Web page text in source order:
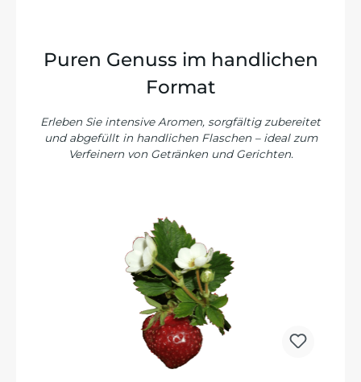
Puren Genuss im handlichen
Format
Erleben Sie intensive Aromen, sorgfältig zubereitet
und abgefüllt in handlichen Flaschen – ideal zum
Verfeinern von Getränken und Gerichten.
Produktgalerie überspringen